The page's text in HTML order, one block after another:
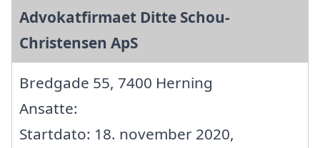
Advokatfirmaet Ditte Schou-
Christensen ApS
Bredgade 55, 7400 Herning
Ansatte:
Startdato: 18. november 2020,